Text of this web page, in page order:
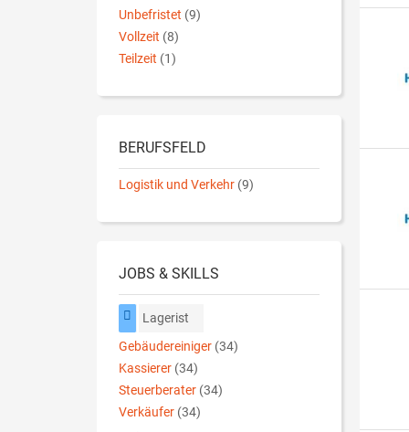
Unbefristet (9)
Vollzeit (8)
Teilzeit (1)
BERUFSFELD
Logistik und Verkehr (9)
JOBS & SKILLS
Lagerist
Gebäudereiniger (34)
Kassierer (34)
Steuerberater (34)
Verkäufer (34)